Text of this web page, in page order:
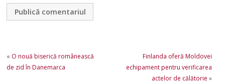
« O nouă biserică românească
de zid în Danemarca
Finlanda oferă Moldovei
echipament pentru verificarea
actelor de călătorie »